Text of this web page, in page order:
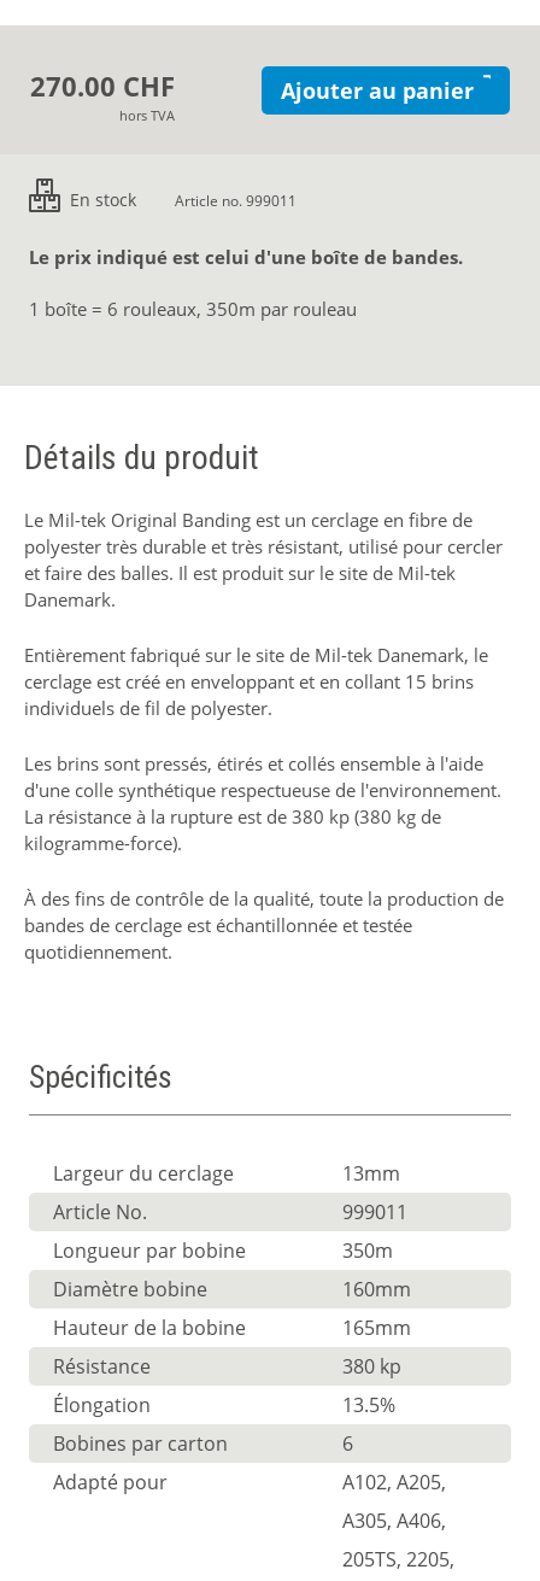
270.00 CHF
hors TVA
Ajouter au panier
En stock Article no. 999011
Le prix indiqué est celui d'une boîte de bandes.
1 boîte = 6 rouleaux, 350m par rouleau
Détails du produit
Le Mil-tek Original Banding est un cerclage en fibre de
polyester très durable et très résistant, utilisé pour cercler
et faire des balles. Il est produit sur le site de Mil-tek
Danemark.
Entièrement fabriqué sur le site de Mil-tek Danemark, le
cerclage est créé en enveloppant et en collant 15 brins
individuels de fil de polyester.
Les brins sont pressés, étirés et collés ensemble à l'aide
d'une colle synthétique respectueuse de l'environnement.
La résistance à la rupture est de 380 kp (380 kg de
kilogramme-force).
À des fins de contrôle de la qualité, toute la production de
bandes de cerclage est échantillonnée et testée
quotidiennement.
Spécificités
Largeur du cerclage
13mm
Article No.
999011
Longueur par bobine
350m
Diamètre bobine
160mm
Hauteur de la bobine
165mm
Résistance
380 kp
Élongation
13.5%
Bobines par carton
6
Adapté pour
A102, A205,
A305, A406,
205TS, 2205,